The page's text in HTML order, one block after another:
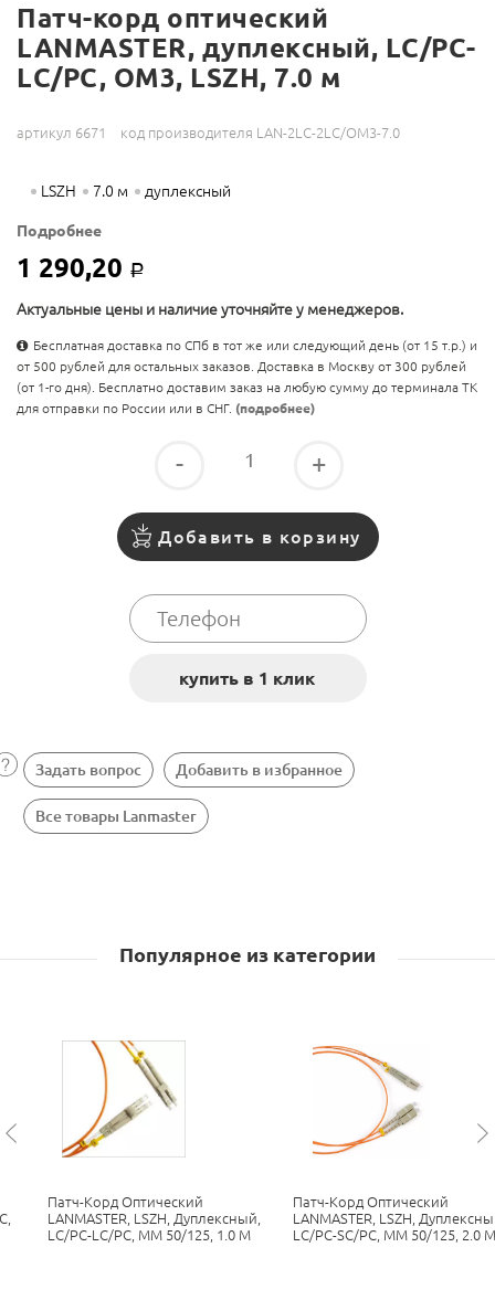
Патч-корд оптический
LANMASTER, дуплексный, LC/PC-
LC/PC, OM3, LSZH, 7.0 м
артикул 6671 код производителя LAN-2LC-2LC/OM3-7.0
LSZH 7.0 м дуплексный
Подробнее
1 290,20 Р
Актуальные цены и наличие уточняйте у менеджеров.
Бесплатная доставка по СПб в тот же или следующий день (от 15 т.р.) и
от 500 рублей для остальных заказов. Доставка в Москву от 300 рублей
(от 1-го дня). Бесплатно доставим заказ на любую сумму до терминала ТК
для отправки по России или в СНГ. (подробнее)
- +
Добавить в корзину
Задать вопрос Добавить в избранное
Все товары Lanmaster
Популярное из категории
Патч-Корд Оптический
LANMASTER, LSZH, Дуплексный,
LC/PC-LC/PC, MM 50/125, 1.0 М
Патч-Корд Оптический
LANMASTER, LSZH,
LC/PC-SC/PC, MM 50/125, 2.0 М